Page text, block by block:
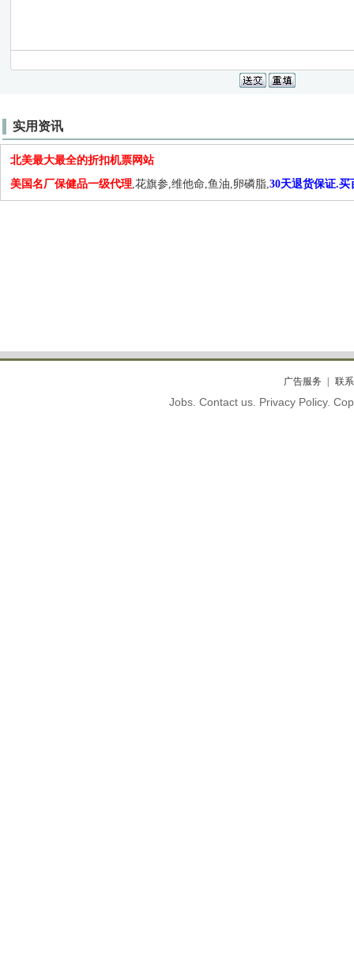
实用资讯
北美最大最全的折扣机票网站
美国名厂保健品一级代理,花旗参,维他命,鱼油,卵磷脂,30天退货保证.买
广告服务 联
Jobs. Contact us. Privacy Policy.